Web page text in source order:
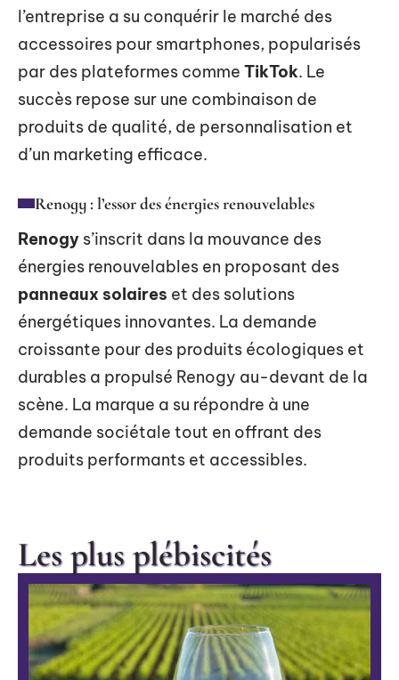
l’entreprise a su conquérir le marché des
accessoires pour smartphones, popularisés
par des plateformes comme TikTok. Le
succès repose sur une combinaison de
produits de qualité, de personnalisation et
d’un marketing efficace.
Renogy : l’essor des énergies renouvelables
Renogy s’inscrit dans la mouvance des
énergies renouvelables en proposant des
panneaux solaires et des solutions
énergétiques innovantes. La demande
croissante pour des produits écologiques et
durables a propulsé Renogy au-devant de la
scène. La marque a su répondre à une
demande sociétale tout en offrant des
produits performants et accessibles.
Les plus plébiscités